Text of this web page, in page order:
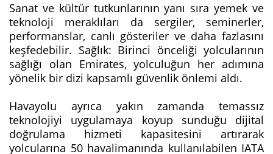
Sanat ve kültür tutkunlarının yanı sıra yemek ve
teknoloji meraklıları da sergiler, seminerler,
performanslar, canlı gösteriler ve daha fazlasını
keşfedebilir. Sağlık: Birinci önceliği yolcularının
sağlığı olan Emirates, yolculuğun her adımına
yönelik bir dizi kapsamlı güvenlik önlemi aldı.
Havayolu ayrıca yakın zamanda temassız
teknolojiyi uygulamaya koyup sunduğu dijital
doğrulama hizmeti kapasitesini artırarak
yolcularına 50 havalimanında kullanılabilen IATA